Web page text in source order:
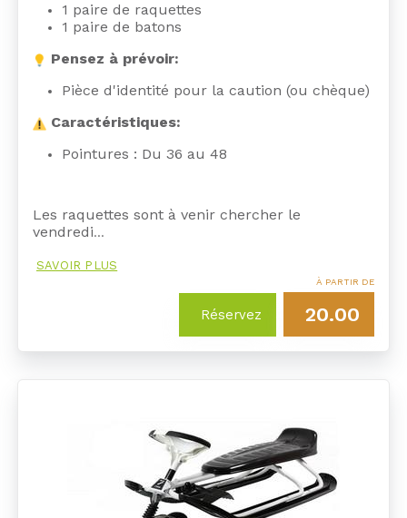
1 paire de raquettes
1 paire de batons
Pensez à prévoir:
Pièce d'identité pour la caution (ou chèque)
Caractéristiques:
Pointures : Du 36 au 48
Les raquettes sont à venir chercher le
vendredi…
SAVOIR PLUS
Réservez
À PARTIR DE
20.00